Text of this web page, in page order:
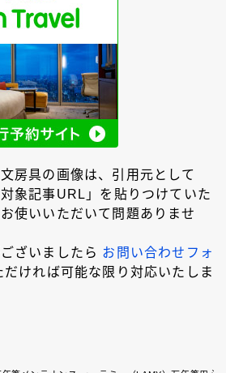
房具の画像は、引用元として
象記事URL」を貼りつけていた
使いいただいて問題ありませ
ざいましたら お問い合わせフォ
だければ可能な限り対応いたしま